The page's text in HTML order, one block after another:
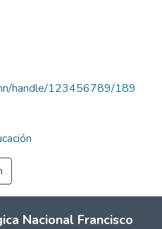
handle/123456789/189
Nacional Francisco